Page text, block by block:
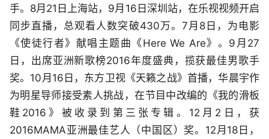
手。8月21日上海站，9月16日深圳站，在乐视视频开启
同步直播，总观看人数突破430万。7月8日，为电影
《使徒行者》献唱主题曲《Here We Are》。9月27
日，出席亚洲新歌榜2016年度盛典，揽获最佳男歌手
奖。10月16日，东方卫视《天籁之战》首播，华晨宇作
为明星导师接受素人挑战，在节目中改编的《我的滑板
鞋2016》被收录到第三张专辑。12月2日，获
2016MAMA亚洲最佳艺人（中国区）奖。12月18日，